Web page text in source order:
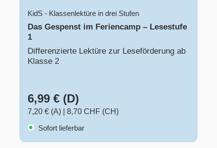
KidS - Klassenlektüre in drei Stufen
Das Gespenst im Feriencamp – Lesestufe
1
Differenzierte Lektüre zur Leseförderung ab
Klasse 2
6,99 € (D)
7,20 € (A)
8,70 CHF (CH)
Sofort lieferbar